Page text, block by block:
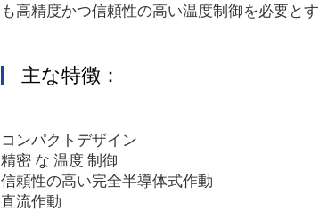
も高精度かつ信頼性の高い温度制御を必要と
主な特徴：
コンパクトデザイン
精密 な 温度 制御
信頼性の高い完全半導体式作動
直流作動